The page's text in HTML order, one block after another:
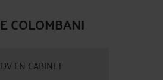
COLOMBANI
EN CABINET